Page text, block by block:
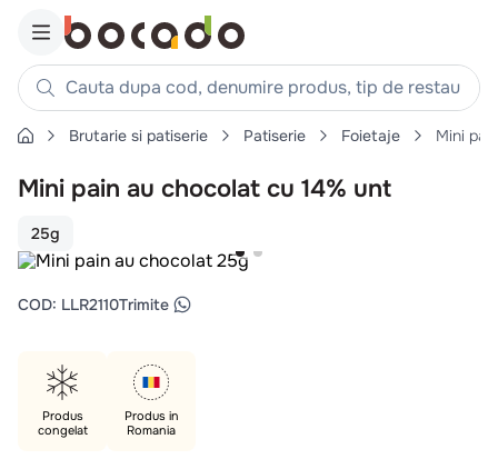
Cauta dupa cod, denumire produs, tip de restaurant,
Căutări populare
1. cartofi
. piept pui
3. pui
4. chifle
coaste
ceafa
aripi
Brutarie si patiserie Patiserie Foietaje Mini
Mini pain au chocolat cu 14% unt
25g
COD: LLR2110Trimite
Produs
congelat
Produs in
Romania